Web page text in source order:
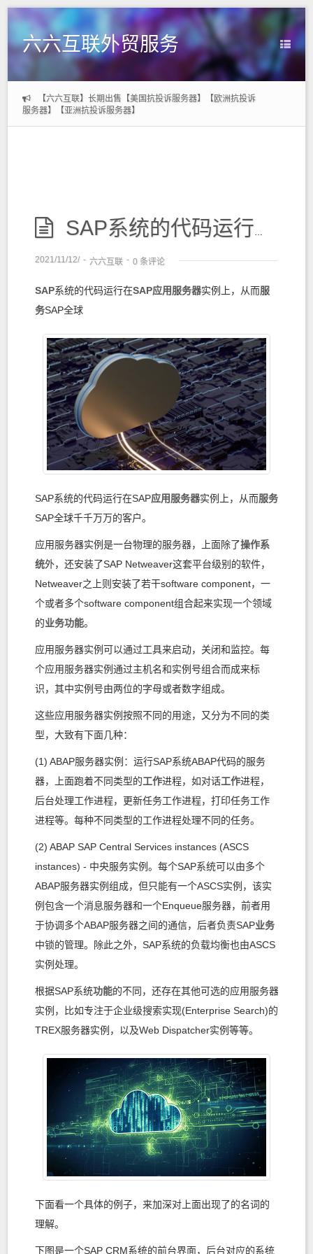
六六互联外贸服务
【六六互联】长期出售【美国抗投诉服务器】【欧洲抗投诉
服务器】【亚洲抗投诉服务器】
SAP系统的代码运行在SAP应用服务器实例上，从而服务SAP全球
2021/11/12/ - 六六互联 - 0 条评论
SAP系统的代码运行在SAP应用服务器实例上，从而服
务SAP全球
SAP系统的代码运行在SAP应用服务器实例上，从而服务
SAP全球千千万万的客户。
应用服务器实例是一台物理的服务器，上面除了操作系
统外，还安装了SAP Netweaver这套平台级别的软件，
Netweaver之上则安装了若干software component，一
个或者多个software component组合起来实现一个领域
的业务功能。
应用服务器实例可以通过工具来启动，关闭和监控。每
个应用服务器实例通过主机名和实例号组合而成来标
识，其中实例号由两位的字母或者数字组成。
这些应用服务器实例按照不同的用途，又分为不同的类
型，大致有下面几种：
(1) ABAP服务器实例：运行SAP系统ABAP代码的服务
器，上面跑着不同类型的工作进程，如对话工作进程，
后台处理工作进程，更新任务工作进程，打印任务工作
进程等。每种不同类型的工作进程处理不同的任务。
(2) ABAP SAP Central Services instances (ASCS
instances) - 中央服务实例。每个SAP系统可以由多个
ABAP服务器实例组成，但只能有一个ASCS实例，该实
例包含一个消息服务器和一个Enqueue服务器，前者用
于协调多个ABAP服务器之间的通信，后者负责SAP业务
中锁的管理。除此之外，SAP系统的负载均衡也由ASCS
实例处理。
根据SAP系统功能的不同，还存在其他可选的应用服务器
实例，比如专注于企业级搜索实现(Enterprise Search)的
TREX服务器实例，以及Web Dispatcher实例等等。
下面看一个具体的例子，来加深对上面出现了的名词的
理解。
下图是一个SAP CRM系统的前台界面，后台对应的系统